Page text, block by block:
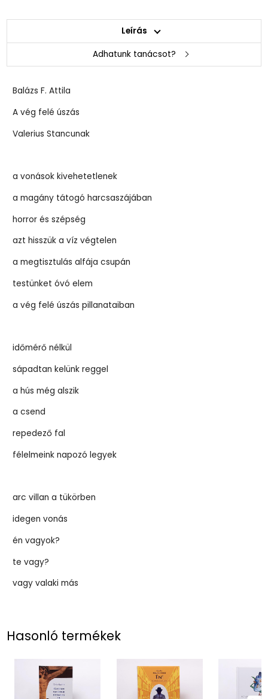
Leírás
Adhatunk tanácsot?
Balázs F. Attila
A vég felé úszás
Valerius Stancunak
a vonások kivehetetlenek
a magány tátogó harcsaszájában
horror és szépség
azt hisszük a víz végtelen
a megtisztulás alfája csupán
testünket óvó elem
a vég felé úszás pillanataiban
időmérő nélkül
sápadtan kelünk reggel
a hús még alszik
a csend
repedező fal
félelmeink napozó legyek
arc villan a tükörben
idegen vonás
én vagyok?
te vagy?
vagy valaki más
Hasonló termékek